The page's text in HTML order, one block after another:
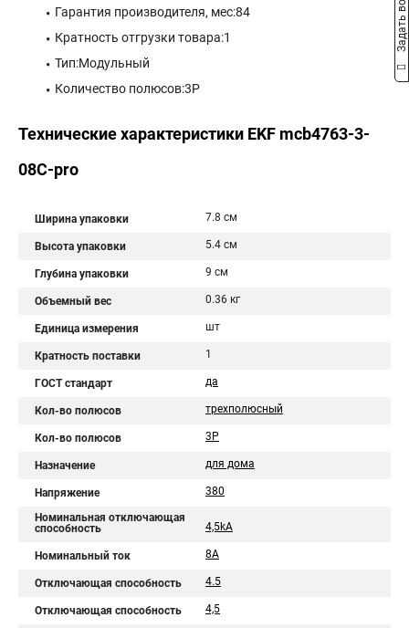
Гарантия производителя, мес:84
Кратность отгрузки товара:1
Тип:Модульный
Количество полюсов:3P
Технические характеристики EKF mcb4763-3-
08C-pro
Ширина упаковки 7.8 см
Высота упаковки 5.4 см
Глубина упаковки 9 см
Объемный вес 0.36 кг
Единица измерения шт
Кратность поставки 1
ГОСТ стандарт да
Кол-во полюсов трехполюсный
Кол-во полюсов 3P
Назначение для дома
Напряжение 380
Номинальная отключающая
способность
4,5kA
Номинальный ток 8А
Отключающая способность 4.5
Отключающая способность 4,5